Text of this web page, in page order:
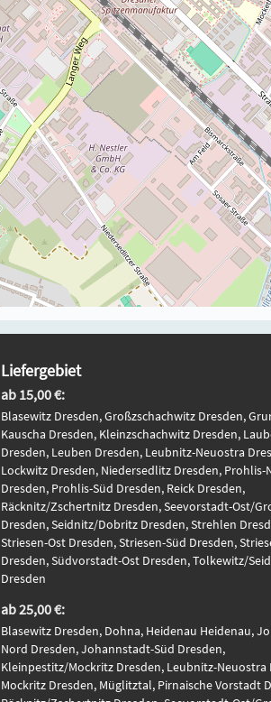
Liefergebiet
ab 15,00 €:
Blasewitz Dresden, Großzschachwitz Dresden,
Kauscha Dresden, Kleinzschachwitz Dresden,
Dresden, Leuben Dresden, Leubnitz-Neuostra
Lockwitz Dresden, Niedersedlitz Dresden, Prohlis-
Dresden, Prohlis-Süd Dresden, Reick Dresden,
Räcknitz/Zschertnitz Dresden, Seevorstadt-Ost/
Dresden, Seidnitz/Dobritz Dresden, Strehlen
Striesen-Ost Dresden, Striesen-Süd Dresden,
Dresden, Südvorstadt-Ost Dresden, Tolkewitz/
Dresden
ab 25,00 €:
Blasewitz Dresden, Dohna, Heidenau Heidenau,
Nord Dresden, Johannstadt-Süd Dresden,
Kleinpestitz/Mockritz Dresden, Leubnitz-Neuostra
Mockritz Dresden, Müglitztal, Pirnaische Vorstadt